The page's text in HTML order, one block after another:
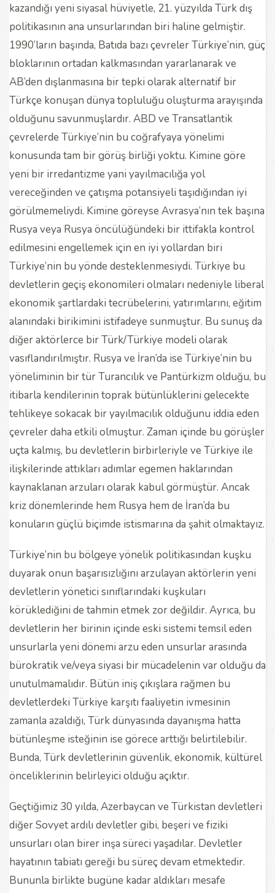
kazandığı yeni siyasal hüviyetle, 21. yüzyılda Türk dış
politikasının ana unsurlarından biri haline gelmiştir.
1990’ların başında, Batıda bazı çevreler Türkiye’nin, güç
bloklarının ortadan kalkmasından yararlanarak ve
AB’den dışlanmasına bir tepki olarak alternatif bir
Türkçe konuşan dünya topluluğu oluşturma arayışında
olduğunu savunmuşlardır. ABD ve Transatlantik
çevrelerde Türkiye’nin bu coğrafyaya yönelimi
konusunda tam bir görüş birliği yoktu. Kimine göre
yeni bir irredantizme yani yayılmacılığa yol
vereceğinden ve çatışma potansiyeli taşıdığından iyi
görülmemeliydi. Kimine göreyse Avrasya’nın tek başına
Rusya veya Rusya öncülüğündeki bir ittifakla kontrol
edilmesini engellemek için en iyi yollardan biri
Türkiye’nin bu yönde desteklenmesiydi. Türkiye bu
devletlerin geçiş ekonomileri olmaları nedeniyle liberal
ekonomik şartlardaki tecrübelerini, yatırımlarını, eğitim
alanındaki birikimini istifadeye sunmuştur. Bu sunuş da
diğer aktörlerce bir Türk/Türkiye modeli olarak
vasıflandırılmıştır. Rusya ve İran’da ise Türkiye’nin bu
yöneliminin bir tür Turancılık ve Pantürkizm olduğu, bu
itibarla kendilerinin toprak bütünlüklerini gelecekte
tehlikeye sokacak bir yayılmacılık olduğunu iddia eden
çevreler daha etkili olmuştur. Zaman içinde bu görüşler
uçta kalmış, bu devletlerin birbirleriyle ve Türkiye ile
ilişkilerinde attıkları adımlar egemen haklarından
kaynaklanan arzuları olarak kabul görmüştür. Ancak
kriz dönemlerinde hem Rusya hem de İran’da bu
konuların güçlü biçimde istismarına da şahit olmaktayız.
Türkiye’nin bu bölgeye yönelik politikasından kuşku
duyarak onun başarısızlığını arzulayan aktörlerin yeni
devletlerin yönetici sınıflarındaki kuşkuları
körüklediğini de tahmin etmek zor değildir. Ayrıca, bu
devletlerin her birinin içinde eski sistemi temsil eden
unsurlarla yeni dönemi arzu eden unsurlar arasında
bürokratik ve/veya siyasi bir mücadelenin var olduğu da
unutulmamalıdır. Bütün iniş çıkışlara rağmen bu
devletlerdeki Türkiye karşıtı faaliyetin ivmesinin
zamanla azaldığı, Türk dünyasında dayanışma hatta
bütünleşme isteğinin ise görece arttığı belirtilebilir.
Bunda, Türk devletlerinin güvenlik, ekonomik, kültürel
önceliklerinin belirleyici olduğu açıktır.
Geçtiğimiz 30 yılda, Azerbaycan ve Türkistan devletleri
diğer Sovyet ardılı devletler gibi, beşeri ve fiziki
unsurları olan birer inşa süreci yaşadılar. Devletler
hayatının tabiatı gereği bu süreç devam etmektedir.
Bununla birlikte bugüne kadar aldıkları mesafe